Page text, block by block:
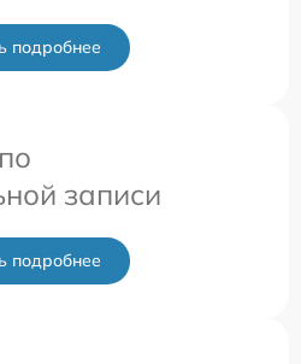
подробнее
записи
подробнее